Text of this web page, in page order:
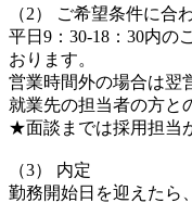
（2） ご希望条件に合
平日9：30-18：30内の
おります。
営業時間外の場合は翌
就業先の担当者の方と
★面談までは採用担当
（3） 内定
勤務開始日を迎えたら